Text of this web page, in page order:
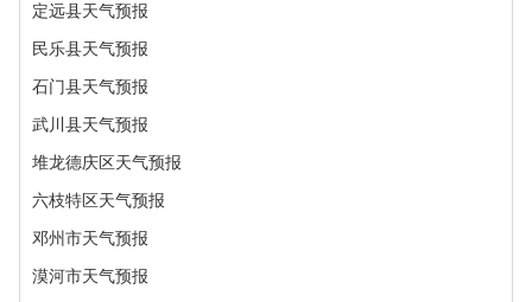
定远县天气预报
民乐县天气预报
石门县天气预报
武川县天气预报
堆龙德庆区天气预报
六枝特区天气预报
邓州市天气预报
漠河市天气预报